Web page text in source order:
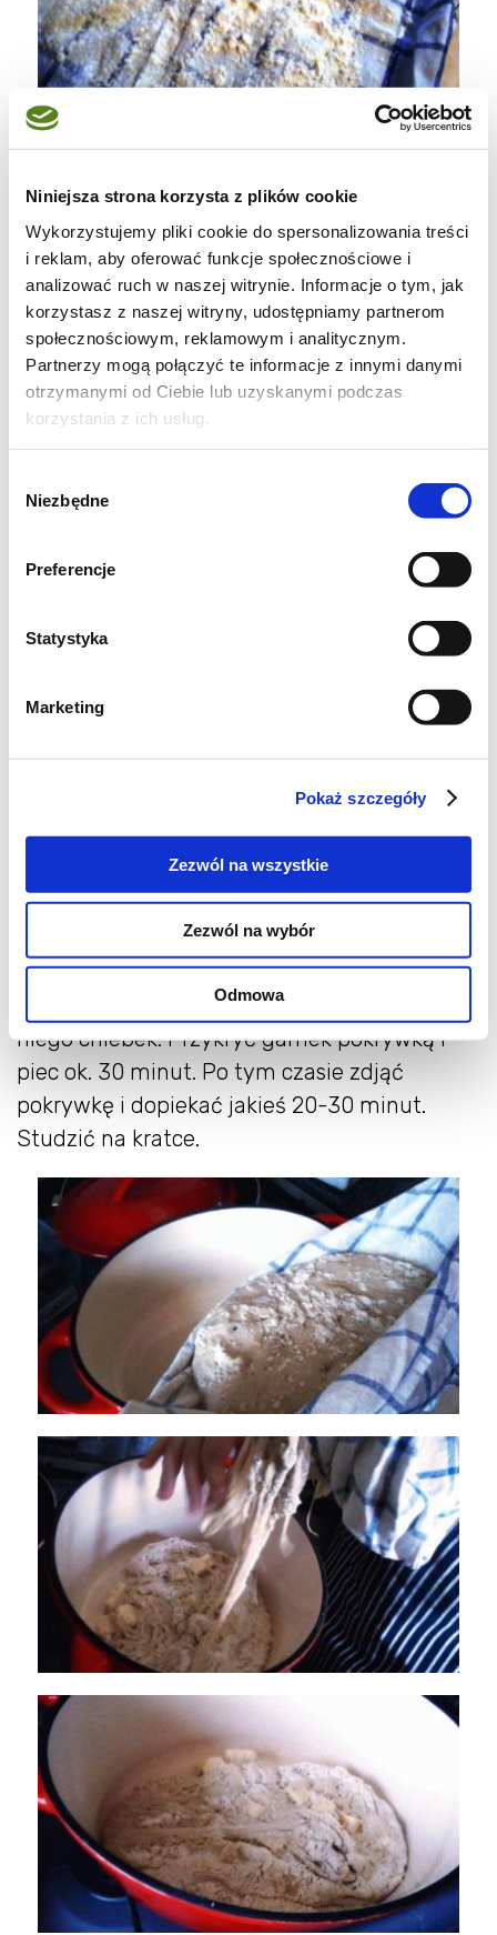
Niniejsza strona korzysta z plików cookie
Wykorzystujemy pliki cookie do spersonalizowania treści
i reklam, aby oferować funkcje społecznościowe i
analizować ruch w naszej witrynie. Informacje o tym, jak
korzystasz z naszej witryny, udostępniamy partnerom
społecznościowym, reklamowym i analitycznym.
Partnerzy mogą połączyć te informacje z innymi danymi
otrzymanymi od Ciebie lub uzyskanymi podczas
korzystania z ich usług.
zgody
Niezbędne
Preferencje
Statystyka
Marketing
Pokaż szczegóły
Zezwól na wszystkie
Zezwól na wybór
Odmowa
3. Garnek żeliwny lub naczynie żaroodporne
wstawić do piekarnika. Piekarnik nagrzać do
230 stopni. Gorące (trzeba bardzo uważać!!!)
naczynie wyjąć z piekarnika i przerzucić do
niego chlebek. Przykryć garnek pokrywką i
piec ok. 30 minut. Po tym czasie zdjąć
pokrywkę i dopiekać jakieś 20-30 minut.
Studzić na kratce.